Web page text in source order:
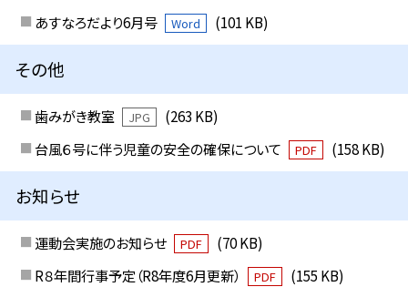
あすなろだより6月号
Word (101 KB)
その他
歯みがき教室 JPG
(263 KB)
台風６号に伴う児童の安全の確保について
PDF (158 KB)
お知らせ
運動会実施のお知らせ PDF
(70 KB)
R８年間行事予定（R8年度6月更新）
PDF (155 KB)